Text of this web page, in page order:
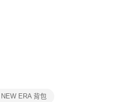
享後付」後，將跳轉至「AFTEE先享後付」
繳費通知簡訊。
，點擊此簡訊中的連結，可透過四大超商／
行付款，方視為交易完成。
享後付 」之結帳頁面顯示為準，若有關於
退款等相關疑問，請聯繫「AFTEE先享後付
support/home
含以上)免運費
含以上)免運費
NEW ERA 背包